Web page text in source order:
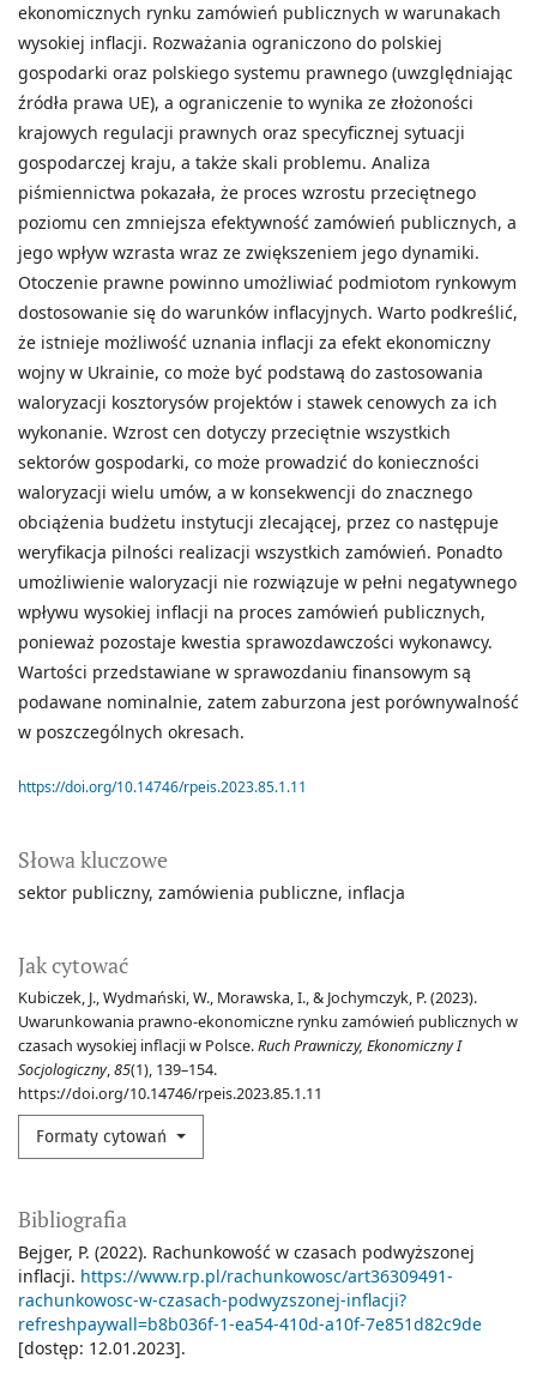
Słowa kluczowe
sektor publiczny zamówienia publiczne inflacja
Jak cytować
Kubiczek, J., Wydmański, W., Morawska, I., & Jochymczyk, P. (2023).
Uwarunkowania prawno-ekonomiczne rynku zamówień publicznych w
czasach wysokiej inflacji w Polsce.Ruch Prawniczy, Ekonomiczny I
Socjologiczny,85(1), 139–154.
https://doi.org/10.14746/rpeis.2023.85.1.11
Formaty cytowań
ekonomicznych rynku zamówień publicznych w warunakach
wysokiej inflacji. Rozważania ograniczono do polskiej
gospodarki oraz polskiego systemu prawnego (uwzględniając
źródła prawa UE), a ograniczenie to wynika ze złożoności
krajowych regulacji prawnych oraz specyficznej sytuacji
gospodarczej kraju, a także skali problemu. Analiza
piśmiennictwa pokazała, że proces wzrostu przeciętnego
poziomu cen zmniejsza efektywność zamówień publicznych, a
jego wpływ wzrasta wraz ze zwiększeniem jego dynamiki.
Otoczenie prawne powinno umożliwiać podmiotom rynkowym
dostosowanie się do warunków inflacyjnych. Warto podkreślić,
że istnieje możliwość uznania inflacji za efekt ekonomiczny
wojny w Ukrainie, co może być podstawą do zastosowania
waloryzacji kosztorysów projektów i stawek cenowych za ich
wykonanie. Wzrost cen dotyczy przeciętnie wszystkich
sektorów gospodarki, co może prowadzić do konieczności
waloryzacji wielu umów, a w konsekwencji do znacznego
obciążenia budżetu instytucji zlecającej, przez co następuje
weryfikacja pilności realizacji wszystkich zamówień. Ponadto
umożliwienie waloryzacji nie rozwiązuje w pełni negatywnego
wpływu wysokiej inflacji na proces zamówień publicznych,
ponieważ pozostaje kwestia sprawozdawczości wykonawcy.
Wartości przedstawiane w sprawozdaniu finansowym są
podawane nominalnie, zatem zaburzona jest porównywalność
w poszczególnych okresach.
https://doi.org/10.14746/rpeis.2023.85.1.11
Bibliografia
Bejger, P. (2022). Rachunkowość w czasach podwyższonej
inflacji. https://www.rp.pl/rachunkowosc/art36309491-
rachunkowosc-w-czasach-podwyzszonej-inflacji?
refreshpaywall=b8b036f-1-ea54-410d-a10f-7e851d82c9de
[dostęp: 12.01.2023].